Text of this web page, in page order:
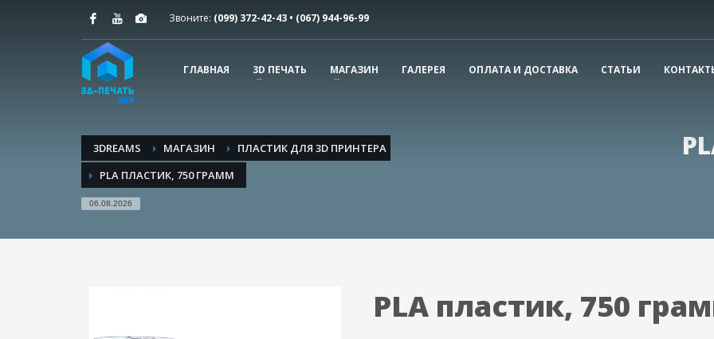
ПОДДЕРЖКА КЛИЕНТОВ
Мы подготовили полезные статьи о технологии 3Д печати. Если у вас остались вопросы, свяжитесь с нами.
1 Вопросы и ответы
Звоните: (099) 372-42-​43 • (067) 944-96-99
ГЛАВНАЯ 3D ПЕЧАТЬ МАГАЗИН ГАЛЕРЕЯ ОПЛАТА И ДОСТАВКА СТАТЬИ
3DREAMS МАГАЗИН
ПЛАСТИК ДЛЯ 3D ПРИНТЕРА
PLA ПЛАСТИК, 750 ГРАММ
06.08.2026
PLA пластик, 750